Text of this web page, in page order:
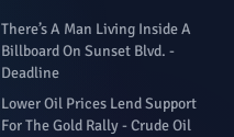
There’s A Man Living Inside A
Billboard On Sunset Blvd. -
Deadline
Lower Oil Prices Lend Support
For The Gold Rally - Crude Oil